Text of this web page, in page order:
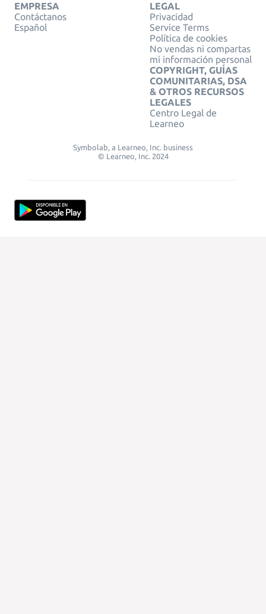
EMPRESA
Contáctanos
Español
LEGAL
Privacidad
Service Terms
Política de cookies
No vendas ni compartas
mi información personal
COPYRIGHT, GUÍAS
COMUNITARIAS, DSA
& OTROS RECURSOS
LEGALES
Centro Legal de
Learneo
Symbolab, a Learneo, Inc. business
© Learneo, Inc. 2024